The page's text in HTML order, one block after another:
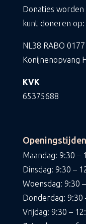
Donaties
kunt doneren op:
NL38 RABO
Konijnenopvang
KVK
65375688
Openingstijden
Maandag: 9:30 –
Dinsdag: 9:30 –
Woensdag: 9:30
Donderdag: 9:30
Vrijdag: 9:30 –